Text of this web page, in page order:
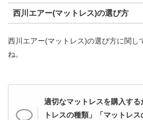
西川エアー(マットレス)の選び方
西川エアー(マットレス)の選び方に関し
ね。
適切なマットレスを購入する
トレスの種類」「マットレ